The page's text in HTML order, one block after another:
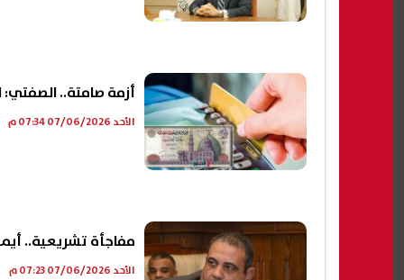
أزمة صامتة..
الأحد 07/06/2026 07:34 م
مفاجأة تشريعية.. أيمن
الأحد 07/06/2026 07:23 م